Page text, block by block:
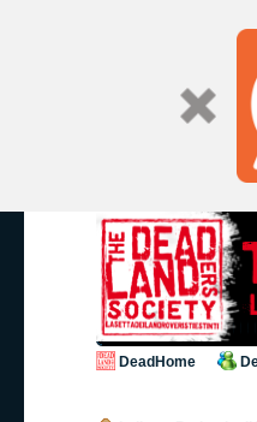
DeadHome